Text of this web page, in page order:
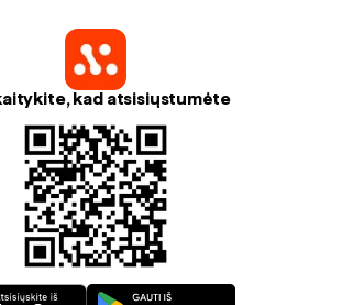
kad atsisiųstumėte